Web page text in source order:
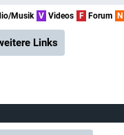
Musik V Videos F Forum N
Links